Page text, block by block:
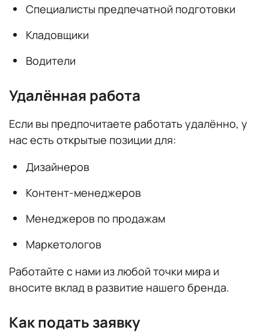
Специалисты предпечатной подготовки
Кладовщики
Водители
Удалённая работа
Если вы предпочитаете работать удалённо, у
нас есть открытые позиции для:
Дизайнеров
Контент-менеджеров
Менеджеров по продажам
Маркетологов
Работайте с нами из любой точки мира и
вносите вклад в развитие нашего бренда.
Как подать заявку